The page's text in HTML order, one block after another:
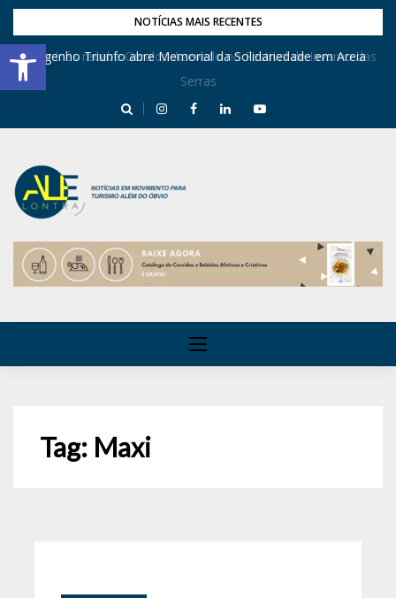
Barra de Ferramentas Aberta
NOTÍCIAS MAIS RECENTES
Dona Inês recebe Geraldo Azevedo no Festival de Inverno das
Serras
Engenho Triunfo abre Memorial da Solidariedade em Areia
Tag: Maxi